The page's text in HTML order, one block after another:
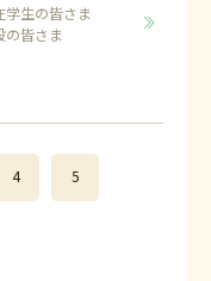
学生の皆さま
の皆さま
4 5